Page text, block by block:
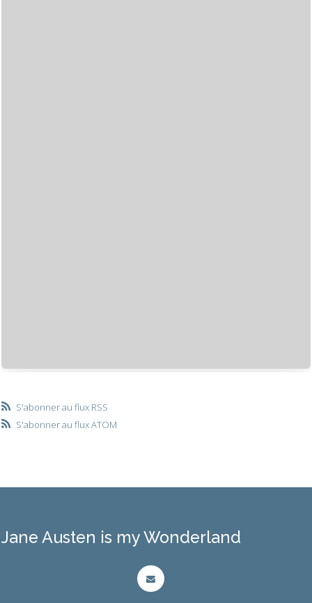
S'abonner au flux RSS
S'abonner au flux ATOM
Jane Austen is my Wonderland